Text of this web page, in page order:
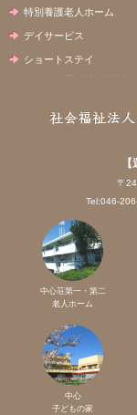
特別養護老人ホーム
デイサービス
ショートステイ
〒
Tel:046-
中心荘第一・第二
老人ホーム
中心
子どもの家